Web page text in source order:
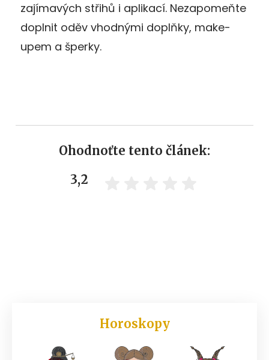
zajímavých střihů i aplikací. Nezapomeňte
doplnit oděv vhodnými doplňky, make-
upem a šperky.
Ohodnoťte tento článek:
3,2
Horoskopy